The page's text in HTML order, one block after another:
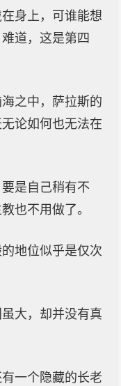
身上，可谁能想
道，这是第四
之中，萨拉斯的
论如何也无法在
是自己稍有不
也不用做了。
地位似乎是仅次
大，却并没有真
一个隐藏的长老